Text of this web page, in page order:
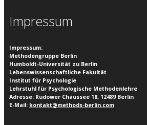
Impressum
Impressum:
Methodengruppe Berlin
Humboldt-Universität zu Berlin
Lebenswissenschaftliche Fakultät
Institut für Psychologie
Lehrstuhl für Psychologische Methodenlehre
Adresse: Rudower Chaussee 18, 12489 Berlin
E-Mail: kontakt@methods-berlin.com